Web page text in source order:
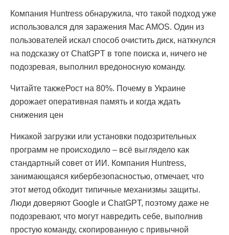
Компания Huntress обнаружила, что такой подход уже
использовался для заражения Mac AMOS. Один из
пользователей искал способ очистить диск, наткнулся
на подсказку от ChatGPT в топе поиска и, ничего не
подозревая, выполнил вредоносную команду.
Читайте такжеРост на 80%. Почему в Украине
дорожает оперативная память и когда ждать
снижения цен
Никакой загрузки или установки подозрительных
программ не происходило – всё выглядело как
стандартный совет от ИИ. Компания Huntress,
занимающаяся кибербезопасностью, отмечает, что
этот метод обходит типичные механизмы защиты.
Люди доверяют Google и ChatGPT, поэтому даже не
подозревают, что могут навредить себе, выполнив
простую команду, скопированную с привычной